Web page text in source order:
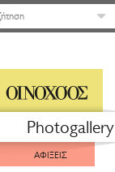
Photogallery
ΑΦΙΞΕΙΣ